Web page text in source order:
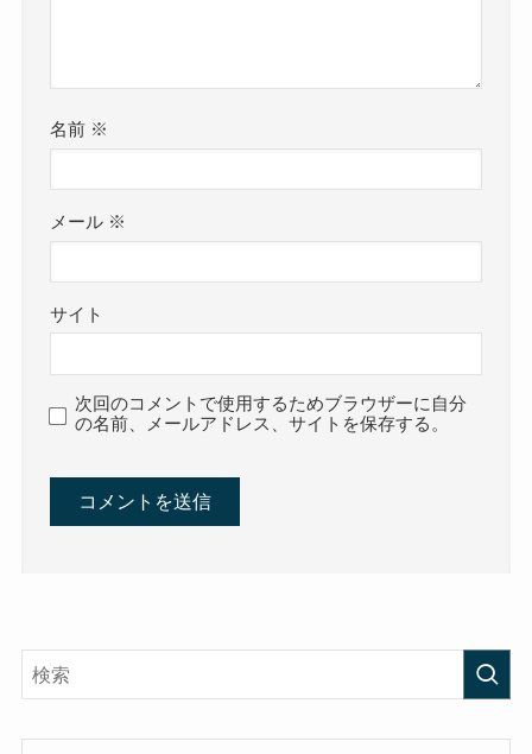
名前 ※
メール ※
サイト
次回のコメントで使用するためブラウザーに自分
の名前、メールアドレス、サイトを保存する。